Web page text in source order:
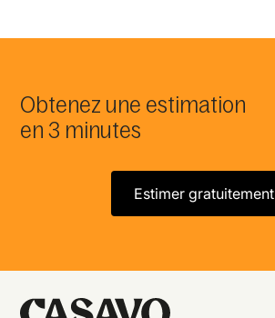
Obtenez une estimation
en 3 minutes
Estimer gratuitement